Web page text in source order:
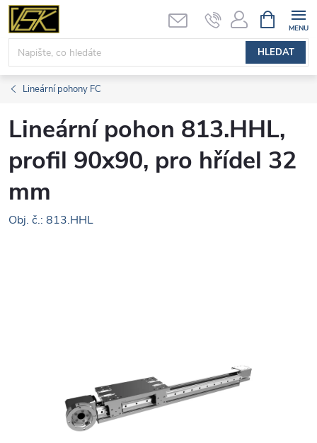
Přejít
obsah
HLEDAT
NÁKUPNÍ
KOŠÍK
Lineární pohony FC
Lineární pohon 813.HHL,
profil 90x90, pro hřídel 32
mm
Obj. č.: 813.HHL